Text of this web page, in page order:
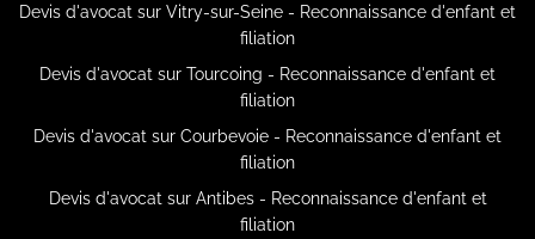
Devis d'avocat sur Vitry-sur-Seine - Reconnaissance d'enfant et
filiation
Devis d'avocat sur Tourcoing - Reconnaissance d'enfant et
filiation
Devis d'avocat sur Courbevoie - Reconnaissance d'enfant et
filiation
Devis d'avocat sur Antibes - Reconnaissance d'enfant et
filiation